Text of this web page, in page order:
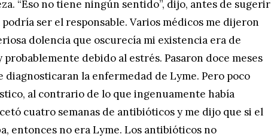
“Eso no tiene ningún sentido”, dijo, antes de sugerir
ser el responsable. Varios médicos me dijeron
dolencia que oscurecía mi existencia era de
debido al estrés. Pasaron doce meses
diagnosticaran la enfermedad de Lyme. Pero poco
al contrario de lo que ingenuamente había
cuatro semanas de antibióticos y me dijo que si el
entonces no era Lyme. Los antibióticos no